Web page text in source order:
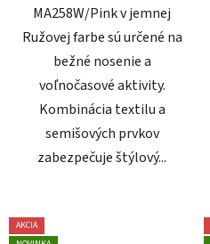
MA258W/Pink v jemnej
Ružovej farbe sú určené na
bežné nosenie a
voľnočasové aktivity.
Kombinácia textilu a
semišových prvkov
zabezpečuje štýlový...
AKCIA